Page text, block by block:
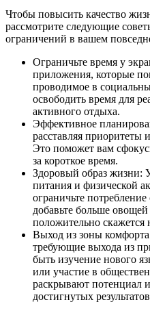
Чтобы повысить качество
рассмотрите следующие
ограничений в вашем
Ограничьте время у
приложения, которые
проводимое в
освободить время для
активного отдыха.
Эффективное
расставляя приоритеты
Это поможет вам
за короткое время.
Здоровый образ жизни:
питания и физической
ограничьте
добавьте больше
положительно
Выход из зоны
требующие выхода из
быть изучение нового
или участие в
раскрывают потенциал
достигнутых